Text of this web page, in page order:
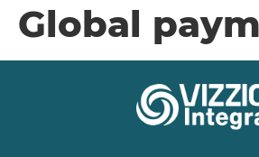
Global